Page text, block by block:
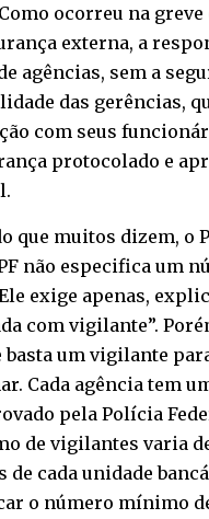
ocorreu na greve
externa, a
agências, sem a
das gerências,
com seus
protocolado e
que muitos dizem, o
não especifica um
exige apenas,
com vigilante”.
um vigilante
Cada agência tem
pela Polícia
de vigilantes varia
cada unidade
o número mínimo